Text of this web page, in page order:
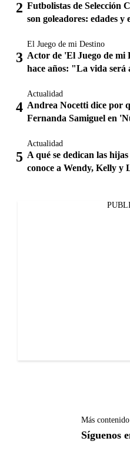
Futbolistas de Selección
son goleadores: edades y
El Juego de mi Destino
Actor de 'El Juego de mi
hace años: "La vida será
Actualidad
Andrea Nocetti dice por
Fernanda Samiguel en
Actualidad
A qué se dedican las
conoce a Wendy, Kelly y
Más
Síguenos